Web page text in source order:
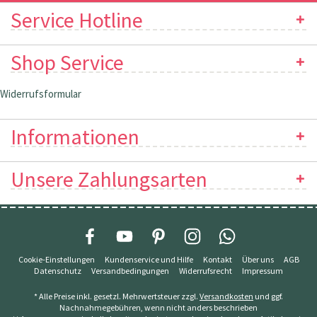
Service Hotline
Shop Service
Widerrufsformular
Informationen
Unsere Zahlungsarten
Cookie-Einstellungen Kundenservice und Hilfe Kontakt Über uns
AGB
Datenschutz
Versandbedingungen Widerrufsrecht Impressum
* Alle Preise inkl. gesetzl. Mehrwertsteuer zzgl. Versandkosten und ggf.
Nachnahmegebühren, wenn nicht anders beschrieben